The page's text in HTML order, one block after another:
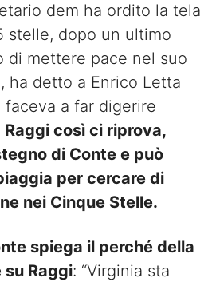
dem ha ordito la tela
stelle, dopo un ultimo
di mettere pace nel suo
ha detto a Enrico Letta
a far digerire
Raggi così ci riprova,
di Conte e può
per cercare di
nei Cinque Stelle.
spiega il perché della
Raggi: “Virginia sta